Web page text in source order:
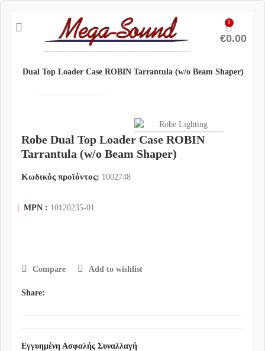
0
€0.00
Robe Dual Top Loader Case ROBIN Tarrantula (w/o Beam Shaper)
Robe Dual Top Loader Case ROBIN
Tarrantula (w/o Beam Shaper)
Κωδικός προϊόντος: 1002748
MPN : 10120235-01
Compare Add to wishlist
Share:
Εγγυημένη Ασφαλής Συναλλαγή